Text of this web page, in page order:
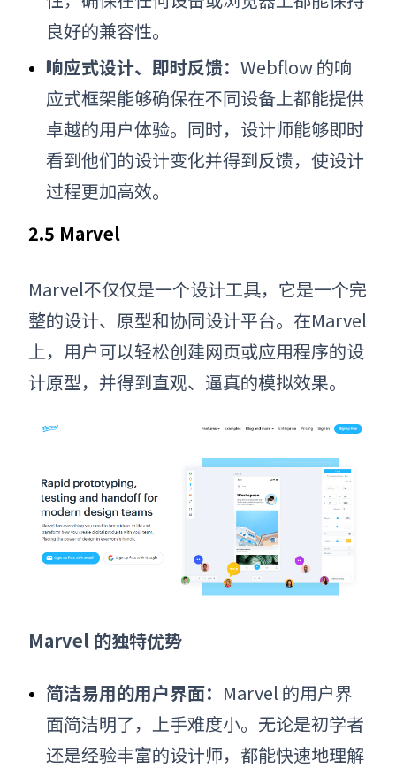
良好的兼容性。
响应式设计、即时反馈： Webflow 的响
应式框架能够确保在不同设备上都能提供
卓越的用户体验。同时，设计师能够即时
看到他们的设计变化并得到反馈，使设计
过程更加高效。
2.5 Marvel
Marvel不仅仅是一个设计工具，它是一个完
整的设计、原型和协同设计平台。在Marvel
上，用户可以轻松创建网页或应用程序的设
计原型，并得到直观、逼真的模拟效果。
Marvel 的独特优势
简洁易用的用户界面： Marvel 的用户界
面简洁明了，上手难度小。无论是初学者
还是经验丰富的设计师，都能快速地理解